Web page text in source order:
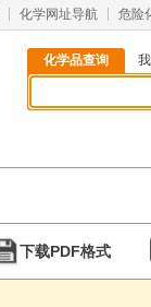
化学网址导航 危险
化学品查询
下载PDF格式